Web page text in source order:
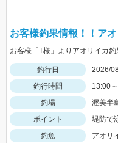
お客様釣果情報！！ア
釣行日
2026/
釣行時間
13:00
釣場
渥美半
ポイント
堤防で
釣魚
アオリ